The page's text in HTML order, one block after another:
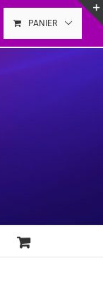
PANIER